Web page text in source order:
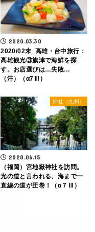
2020.03.30
2020/02末‗高雄・台中旅行：
高雄観光③旗津で海鮮を探
す。お店選びは…失敗…
（汗）（α7Ⅲ）
神社（九州）
2020.06.15
（福岡）宮地嶽神社を訪問。
光の道と言われる、海まで一
直線の道が圧巻！（α７Ⅲ）